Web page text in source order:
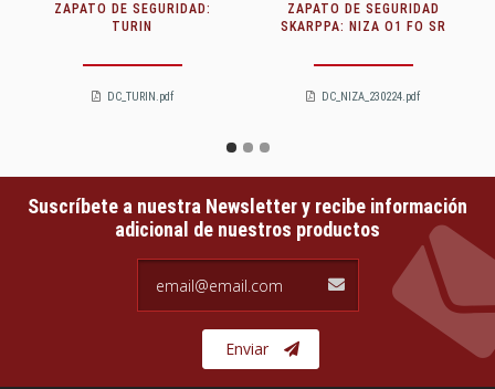
ZAPATO DE SEGURIDAD:
TURIN
DC_TURIN.pdf
ZAPATO DE SEGURIDAD
SKARPPA: NIZA O1 FO SR
DC_NIZA_230224.pdf
Suscríbete a nuestra Newsletter y recibe información
adicional de nuestros productos
Enviar